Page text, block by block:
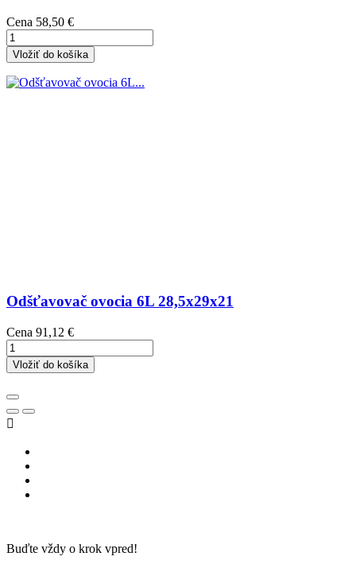
Cena 58,50 €
Vložiť do košíka
Odšťavovač ovocia 6L 28,5x29x21
Cena 91,12 €
Vložiť do košíka

Buďte vždy o krok vpred!